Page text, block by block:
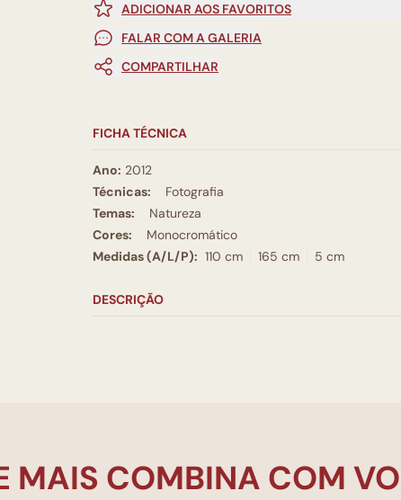
ADICIONAR AOS FAVORITOS
FALAR COM A GALERIA
COMPARTILHAR
FICHA TÉCNICA
Ano: 2012
Técnicas:
Fotografia
Temas:
Natureza
Cores:
Monocromático
Medidas (A/L/P): 110 cm 165 cm 5 cm
DESCRIÇÃO
MAIS COMBINA COM